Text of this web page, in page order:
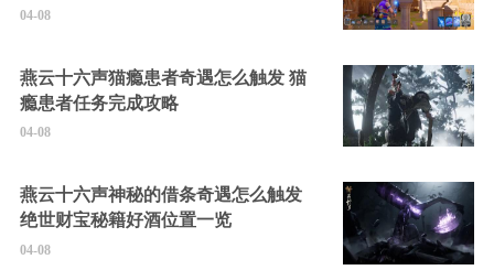
的隐藏角色
04-08
燕云十六声猫瘾患者奇遇怎么触发 猫
瘾患者任务完成攻略
04-08
燕云十六声神秘的借条奇遇怎么触发
绝世财宝秘籍好酒位置一览
04-08